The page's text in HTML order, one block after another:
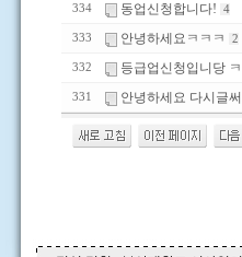
334 동업신청합니다! 4
333 안녕하세요ㅋㅋㅋ 2
332 등급업신청입니당
331 안녕하세요 다시글